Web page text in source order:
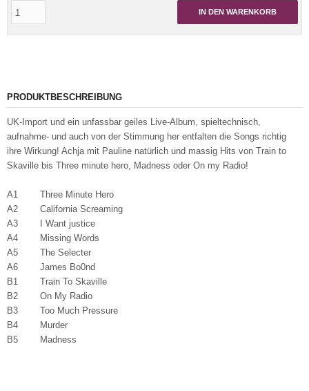
IN DEN WARENKORB
PRODUKTBESCHREIBUNG
UK-Import und ein unfassbar geiles Live-Album, spieltechnisch,
aufnahme- und auch von der Stimmung her entfalten die Songs richtig
ihre Wirkung! Achja mit Pauline natürlich und massig Hits von Train to
Skaville bis Three minute hero, Madness oder On my Radio!
A1 Three Minute Hero
A2 California Screaming
A3 I Want justice
A4 Missing Words
A5 The Selecter
A6 James Bo0nd
B1 Train To Skaville
B2 On My Radio
B3 Too Much Pressure
B4 Murder
B5 Madness